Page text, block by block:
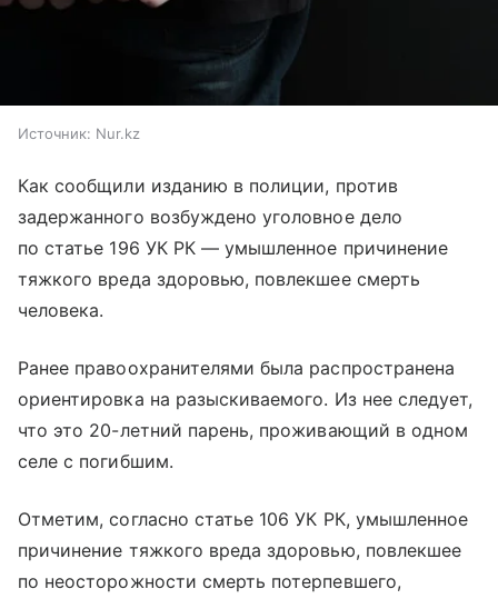
Источник: Nur.kz
Как сообщили изданию в полиции, против
задержанного возбуждено уголовное дело
по статье 196 УК РК — умышленное причинение
тяжкого вреда здоровью, повлекшее смерть
человека.
Ранее правоохранителями была распространена
ориентировка на разыскиваемого. Из нее следует,
что это 20-летний парень, проживающий в одном
селе с погибшим.
Отметим, согласно статье 106 УК РК, умышленное
причинение тяжкого вреда здоровью, повлекшее
по неосторожности смерть потерпевшего,